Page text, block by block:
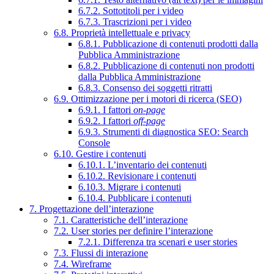
6.7.2. Sottotitoli per i video
6.7.3. Trascrizioni per i video
6.8. Proprietà intellettuale e privacy
6.8.1. Pubblicazione di contenuti prodotti dalla
Pubblica Amministrazione
6.8.2. Pubblicazione di contenuti non prodotti
dalla Pubblica Amministrazione
6.8.3. Consenso dei soggetti ritratti
6.9. Ottimizzazione per i motori di ricerca (SEO)
6.9.1. I fattori on-page
6.9.2. I fattori off-page
6.9.3. Strumenti di diagnostica SEO: Search
Console
6.10. Gestire i contenuti
6.10.1. L’inventario dei contenuti
6.10.2. Revisionare i contenuti
6.10.3. Migrare i contenuti
6.10.4. Pubblicare i contenuti
7. Progettazione dell’interazione
7.1. Caratteristiche dell’interazione
7.2. User stories per definire l’interazione
7.2.1. Differenza tra scenari e user stories
7.3. Flussi di interazione
7.4. Wireframe